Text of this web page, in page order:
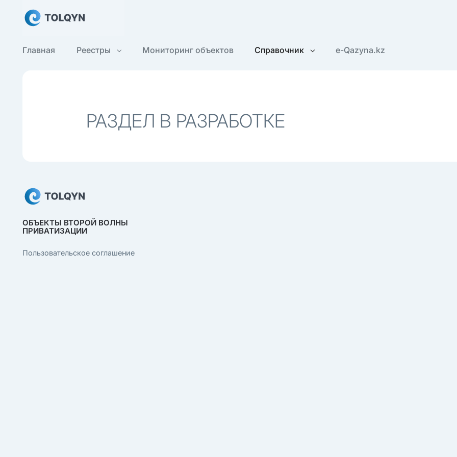
Главная Реестры Мониторинг объектов Справочник e-Qazyna.kz
РАЗДЕЛ В РАЗРАБОТКЕ
ОБЪЕКТЫ ВТОРОЙ ВОЛНЫ
ПРИВАТИЗАЦИИ
Пользовательское соглашение